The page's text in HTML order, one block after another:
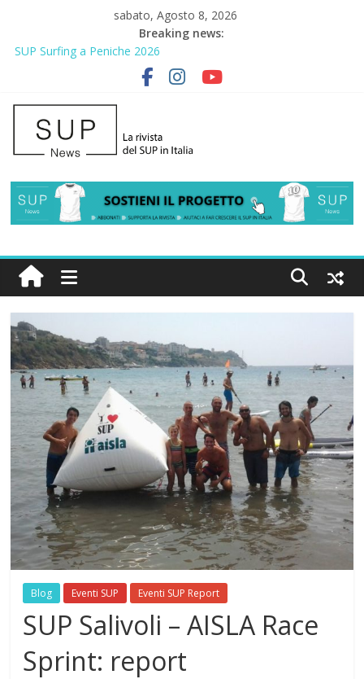
sabato, Agosto 8, 2026
Breaking news:
2° Urban Sup Trophy: la regata solidale per lo IOR
SUP Surfing a Peniche 2026
AirSUP a Gallico: prima storica gara per Reggio Calabria
Gallico Paddle Fest 2026: sul lungomare di Gallico torna la festa
del SUP
Porto Selvaggio, a lezione di soccorso con la giornata della
prevenzione
Blog Eventi SUP Eventi SUP Report
SUP Salivoli – AISLA Race
Sprint: report